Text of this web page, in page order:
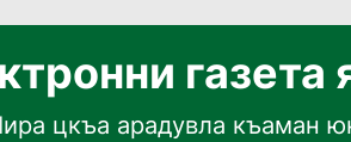
газета
цкъа арадувла къаман